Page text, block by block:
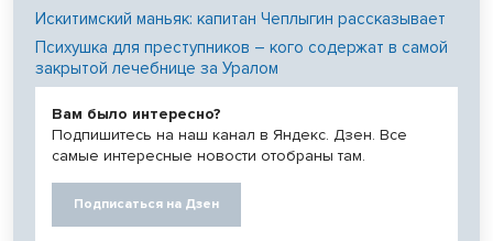
Искитимский маньяк: капитан Чеплыгин рассказывает
Психушка для преступников – кого содержат в самой
закрытой лечебнице за Уралом
Вам было интересно?
Подпишитесь на наш канал в Яндекс. Дзен. Все
самые интересные новости отобраны там.
Подписаться на Дзен